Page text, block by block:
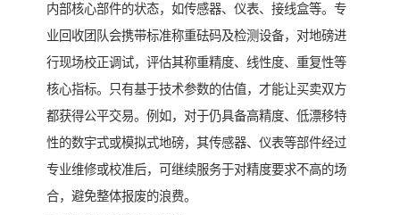
内部核心部件的状态，如传感器、仪表、接线盒等。专
业回收团队会携带标准称重砝码及检测设备，对地磅进
行现场校正调试，评估其称重精度、线性度、重复性等
核心指标。只有基于技术参数的估值，才能让买卖双方
都获得公平交易。例如，对于仍具备高精度、低漂移特
性的数宇式或模拟式地磅，其传感器、仪表等部件经过
专业维修或校准后，可继续服务于对精度要求不高的场
合，避免整体报废的浪费。